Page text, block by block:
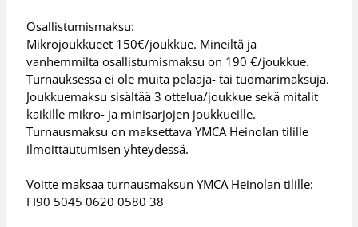
Osallistumismaksu:
Mikrojoukkueet 150€/joukkue. Mineiltä ja
vanhemmilta osallistumismaksu on 190 €/joukkue.
Turnauksessa ei ole muita pelaaja- tai tuomarimaksuja.
Joukkuemaksu sisältää 3 ottelua/joukkue sekä mitalit
kaikille mikro- ja minisarjojen joukkueille.
Turnausmaksu on maksettava YMCA Heinolan tilille
ilmoittautumisen yhteydessä.
Voitte maksaa turnausmaksun YMCA Heinolan tilille:
FI90 5045 0620 0580 38